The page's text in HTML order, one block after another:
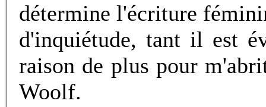
détermine l'écriture
d'inquiétude, tant il est
raison de plus pour
Woolf.